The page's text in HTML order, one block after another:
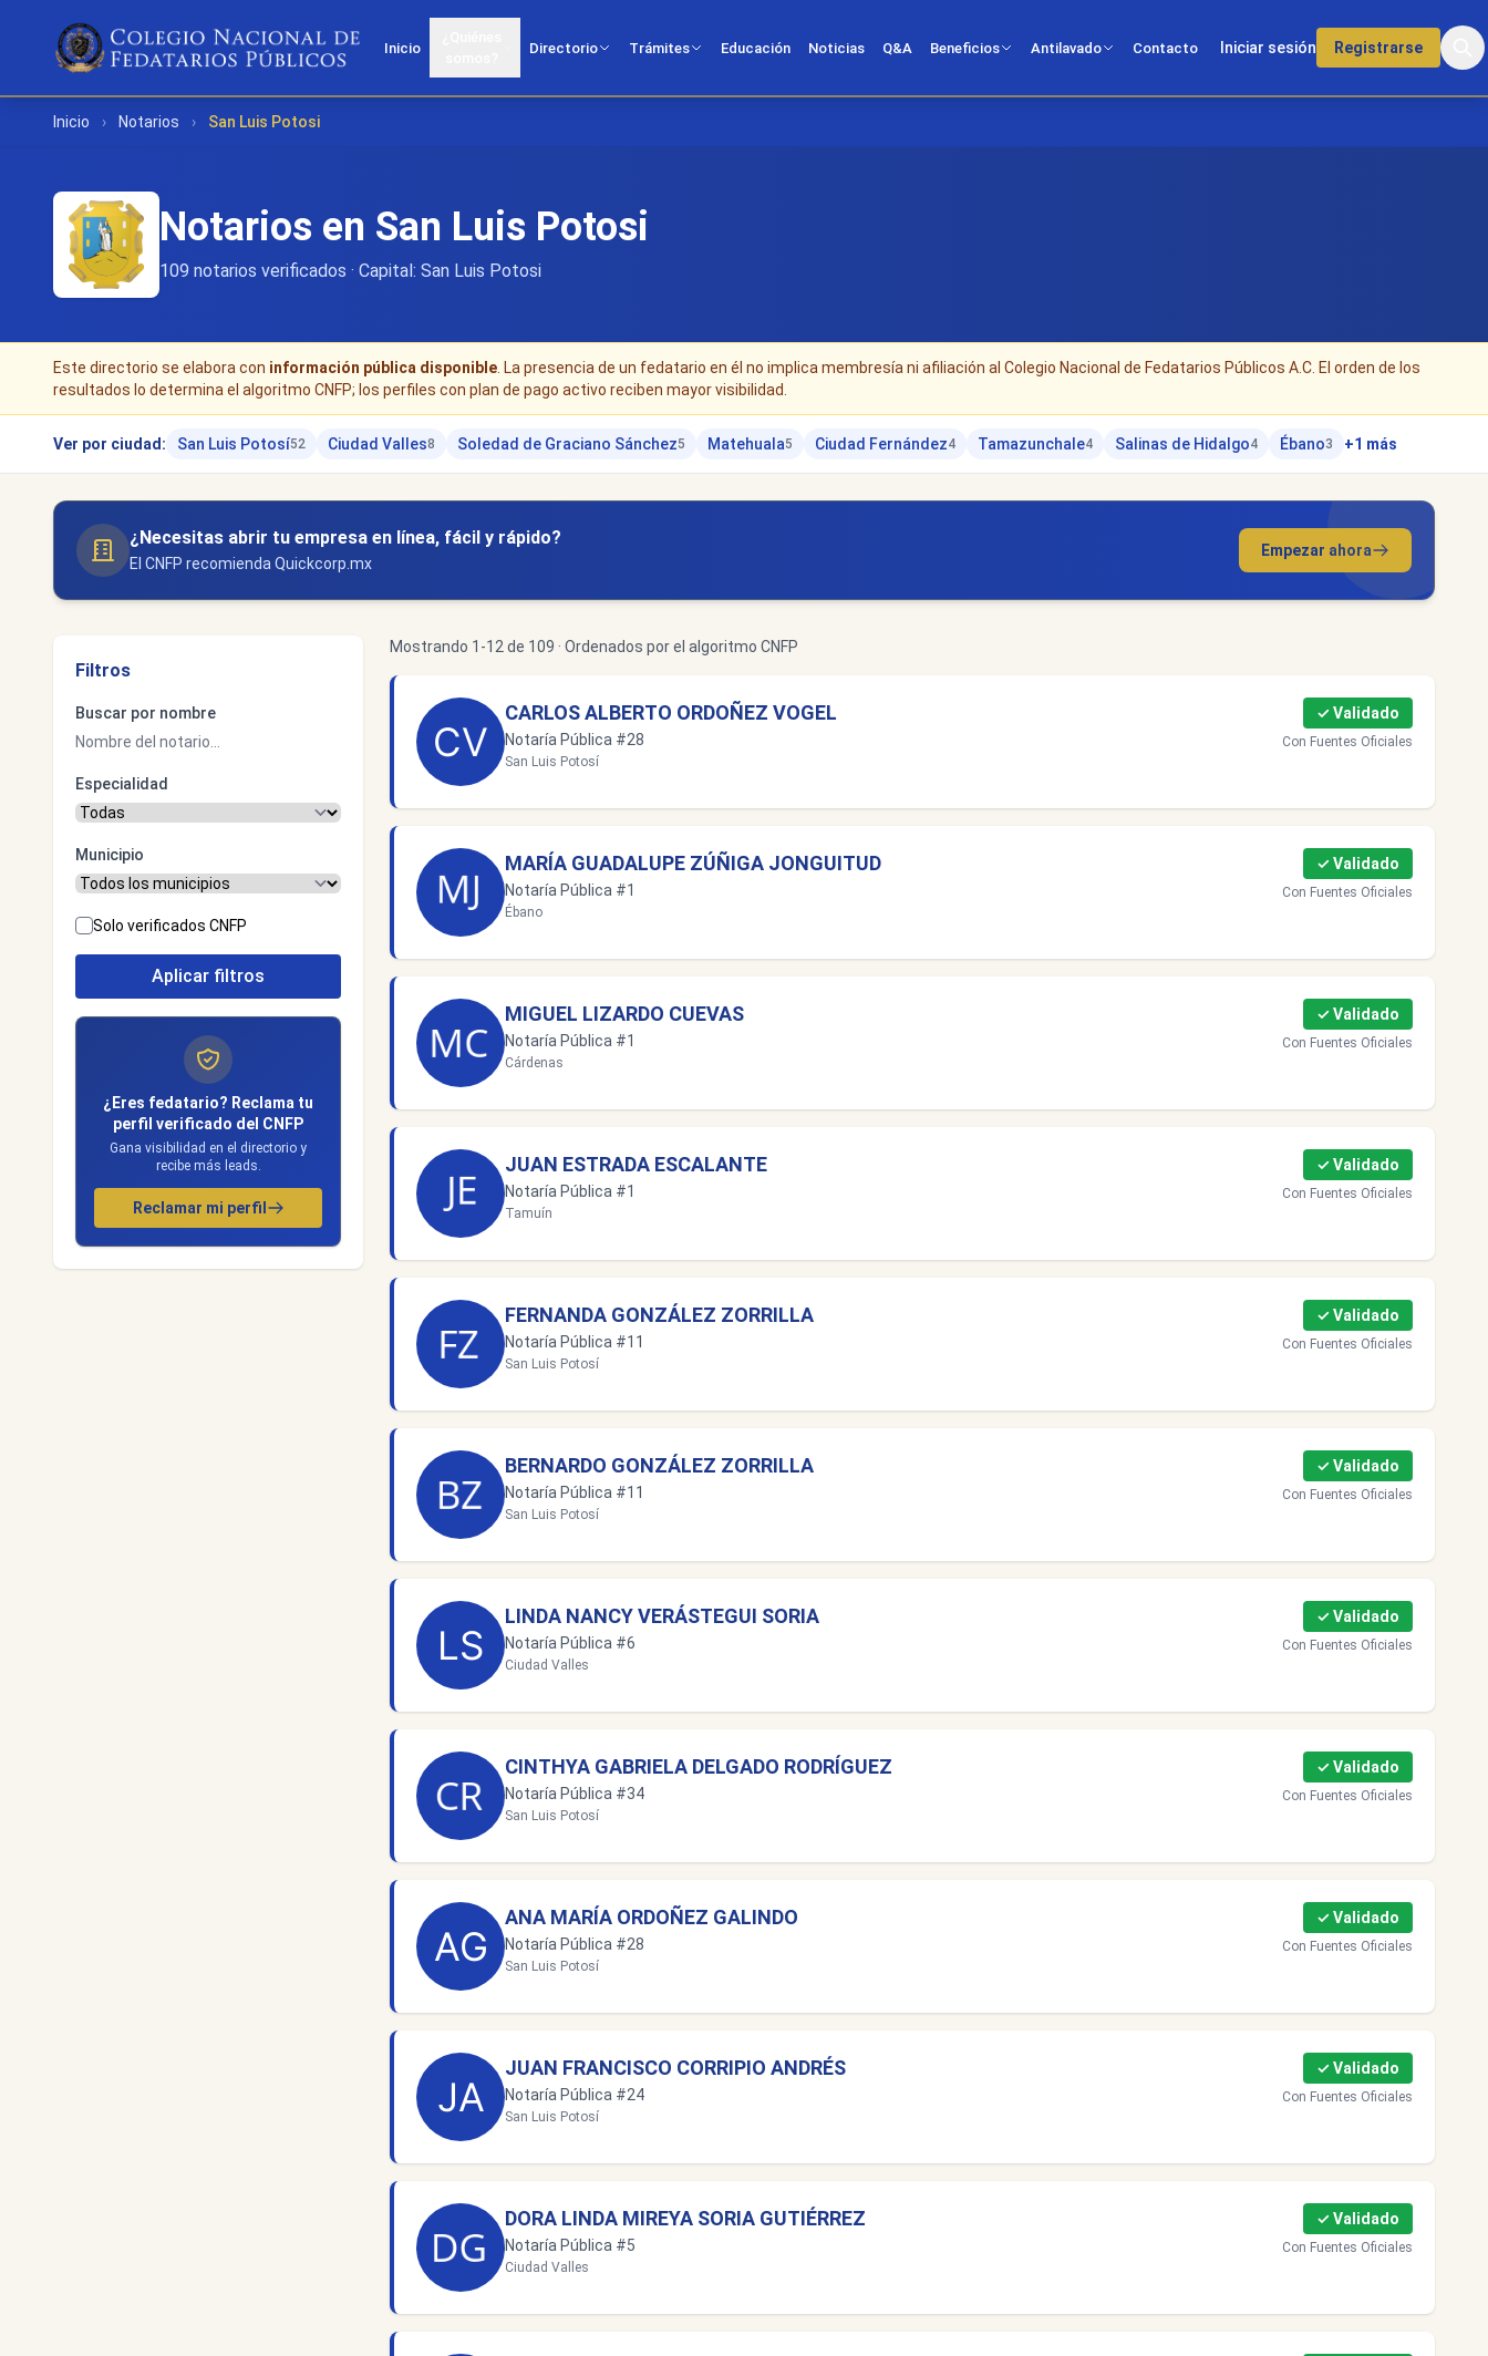
Inicio Directorio Trámites Educación Noticias Q&A Beneficios Antilavado Contacto Iniciar sesión Registrarse
Inicio › Notarios › San Luis Potosi
Notarios en San Luis Potosi
109 notarios verificados · Capital: San Luis Potosi
Este directorio se elabora con información pública disponible . La presencia de un fedatario en él no implica membresía ni afiliación al Colegio Nacional de Fedatarios Públicos A.C. El orden de los
resultados lo determina el algoritmo CNFP; los perfiles con plan de pago activo reciben mayor visibilidad.
Ver por ciudad: San Luis Potosí52 Ciudad Valles8 Soledad de Graciano Sánchez5 Matehuala5 Ciudad Fernández4 Tamazunchale4 Salinas de Hidalgo4 Ébano3 +1 más
¿Necesitas abrir tu empresa en línea, fácil y rápido?
El CNFP recomienda Quickcorp.mx
Empezar ahora
Filtros
Buscar por nombre
Especialidad
Municipio
Solo verificados CNFP
Aplicar filtros
¿Eres fedatario? Reclama tu
perfil verificado del CNFP
Gana visibilidad en el directorio y
recibe más leads.
Reclamar mi perfil
Mostrando 1-12 de 109 · Ordenados por el algoritmo CNFP
CARLOS ALBERTO ORDOÑEZ VOGEL
Notaría Pública #28
San Luis Potosí
✓ Validado
Con Fuentes Oficiales
MARÍA GUADALUPE ZÚÑIGA JONGUITUD
Notaría Pública #1
Ébano
✓ Validado
Con Fuentes Oficiales
MIGUEL LIZARDO CUEVAS
Notaría Pública #1
Cárdenas
✓ Validado
Con Fuentes Oficiales
JUAN ESTRADA ESCALANTE
Notaría Pública #1
Tamuín
✓ Validado
Con Fuentes Oficiales
FERNANDA GONZÁLEZ ZORRILLA
Notaría Pública #11
San Luis Potosí
✓ Validado
Con Fuentes Oficiales
BERNARDO GONZÁLEZ ZORRILLA
Notaría Pública #11
San Luis Potosí
✓ Validado
Con Fuentes Oficiales
LINDA NANCY VERÁSTEGUI SORIA
Notaría Pública #6
Ciudad Valles
✓ Validado
Con Fuentes Oficiales
CINTHYA GABRIELA DELGADO RODRÍGUEZ
Notaría Pública #34
San Luis Potosí
✓ Validado
Con Fuentes Oficiales
ANA MARÍA ORDOÑEZ GALINDO
Notaría Pública #28
San Luis Potosí
✓ Validado
Con Fuentes Oficiales
JUAN FRANCISCO CORRIPIO ANDRÉS
Notaría Pública #24
San Luis Potosí
✓ Validado
Con Fuentes Oficiales
DORA LINDA MIREYA SORIA GUTIÉRREZ
Notaría Pública #5
Ciudad Valles
✓ Validado
Con Fuentes Oficiales